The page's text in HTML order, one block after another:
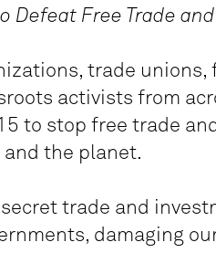
Defeat Free Trade
trade
activists from
to stop free trade
the planet.
trade and
damaging